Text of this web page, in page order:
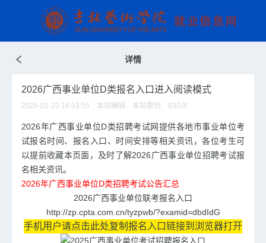
详情
2026广西事业单位D类报名入口进入阅读模式
2026-01-23 16:53:55 本站编辑 本站原创 630次
2026年广西事业单位D类招聘考试网提供各地市事业单位考
试报名时间、报名入口、时间安排等相关资讯，各位考生可
以提前收藏本页面，及时了解2026广西事业单位招聘考试报
名相关资讯。
2026年广西事业单位D类招聘考试公告汇总
2026广西事业单位联考报名入口
http://zp.cpta.com.cn/tyzpwb/?examid=dbdIdG
手机用户请点击此处复制报名入口链接到浏览器打开